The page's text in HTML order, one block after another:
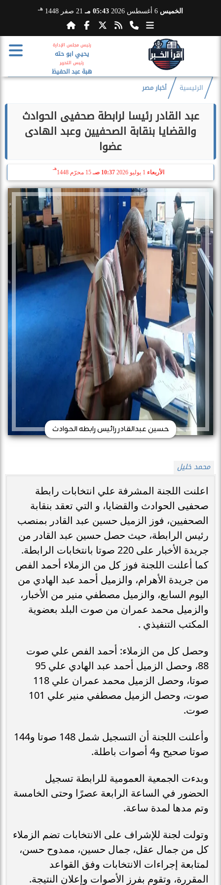
الخميس 05:43 مـ 21 صفر 1448 هـ
رئيس مجلس الإدارة
يحيي ابو حته
رئيس التحرير
هبة عبد الحفيظ
الرئيسية أخبار مصر
عبد القادر رئيسا لرابطة صحفيى الحوادث
والقضايا بنقابة الصحفيين وعبد الهادى
عضوا
الأربعاء 10:37 صـ 15 محرّم 1448
هـ
حسين عبدالقادر رائيس رابطه الحوادث
محمد خليل
اعلنت اللجنة المشرفة علي انتخابات رابطة
صحفيى الحوادث والقضايا، و التي تعقد بنقابة
الصحفيين، فوز الزميل حسين عبد القادر بمنصب
رئيس الرابطة، حيث حصل حسين عبد القادر من
جريدة الأخبار على 220 صوتا بانتخابات الرابطة.
كما أعلنت اللجنة فوز كل من الزملاء أحمد الفص
من جريدة الأهرام، والزميل أحمد عبد الهادي من
اليوم السابع، والزميل مصطفي منير من الأخبار،
والزميل محمد عمران من صوت البلد بعضوية
المكتب التنفيذي .
وحصل كل من الزملاء: أحمد الفص علي صوت
88، وحصل الزميل أحمد عبد الهادي علي 95
صوتا، وحصل الزميل محمد عمران علي 118
صوت، وحصل الزميل مصطفي منير علي 101
صوت.
وأعلنت اللجنة أن التسجيل شمل 148 صوتا و144
صوتا صحيح و4 أصوات باطلة.
وبدءت الجمعية العمومية للرابطة تسجيل
الحضور في الساعة الرابعة عصرًا وحتى الخامسة
وتم مدها لمدة ساعة.
وتولت لجنة للإشراف على الانتخابات تضم الزملاء
كل من جمال عقل، جمال حسين، ممدوح حسن،
لمتابعة إجراءات الانتخابات وفق القواعد
المقررة، وتقوم بفرز الأصوات وإعلان النتيجة.